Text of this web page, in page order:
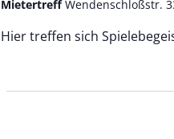
MietertreffWendenschloßstr.
Hier treffen sich